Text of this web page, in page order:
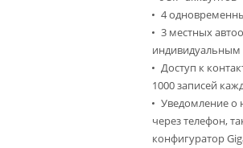
4
3 местных
Доступ к
1000 записей
Уведомление о
через телефон,
конфигуратор